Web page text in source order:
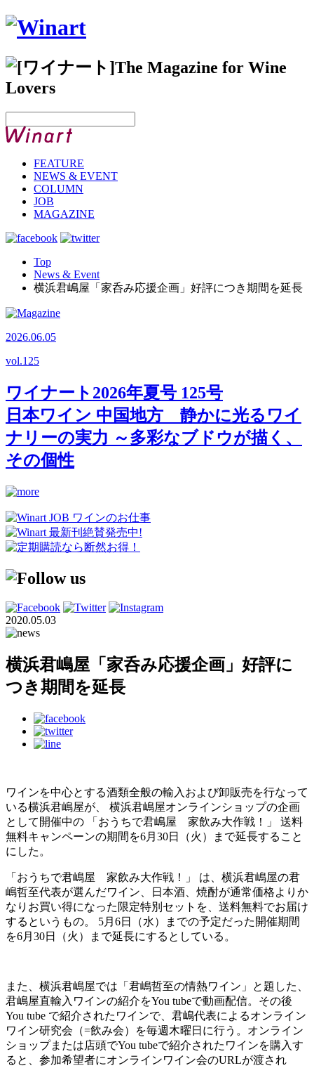
FEATURE
NEWS & EVENT
COLUMN
JOB
MAGAZINE
Top
News & Event
横浜君嶋屋「家呑み応援企画」好評につき期間を延長
2026.06.05
vol.125
ワイナート2026年夏号 125号
日本ワイン 中国地方 静かに光るワイ
ナリーの実力 ～多彩なブドウが描く、
その個性
2020.05.03
横浜君嶋屋「家呑み応援企画」好評に
つき期間を延長
ワインを中心とする酒類全般の輸入および卸販売を行なって
いる横浜君嶋屋が、 横浜君嶋屋オンラインショップの企画
として開催中の 「おうちで君嶋屋 家飲み大作戦！」 送料
無料キャンペーンの期間を6月30日（火）まで延長すること
にした。
「おうちで君嶋屋 家飲み大作戦！」 は、横浜君嶋屋の君
嶋哲至代表が選んだワイン、日本酒、焼酎が通常価格よりか
なりお買い得になった限定特別セットを、送料無料でお届け
するというもの。 5月6日（水）までの予定だった開催期間
を6月30日（火）まで延長にするとしている。
また、横浜君嶋屋では「君嶋哲至の情熱ワイン」と題した、
君嶋屋直輸入ワインの紹介をYou tubeで動画配信。その後
You tube で紹介されたワインで、君嶋代表によるオンライン
ワイン研究会（=飲み会）を毎週木曜日に行う。オンライン
ショップまたは店頭でYou tubeで紹介されたワインを購入す
ると、参加希望者にオンラインワイン会のURLが渡され